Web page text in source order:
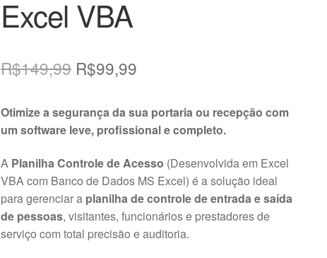
Excel VBA
R$149,99 O
original
era:
R$149,99.
R$99,99
atual
R$99,99.
Otimize a segurança da sua portaria ou recepção com
um software leve, profissional e completo.
A Planilha Controle de Acesso (Desenvolvida em Excel
VBA com Banco de Dados MS Excel) é a solução ideal
para gerenciar a planilha de controle de entrada e saída
de pessoas, visitantes, funcionários e prestadores de
serviço com total precisão e auditoria.